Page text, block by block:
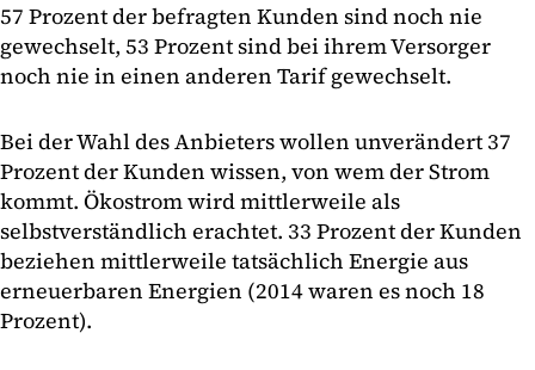
57 Prozent der befragten Kunden sind noch nie
gewechselt, 53 Prozent sind bei ihrem Versorger
noch nie in einen anderen Tarif gewechselt.
Bei der Wahl des Anbieters wollen unverändert 37
Prozent der Kunden wissen, von wem der Strom
kommt. Ökostrom wird mittlerweile als
selbstverständlich erachtet. 33 Prozent der Kunden
beziehen mittlerweile tatsächlich Energie aus
erneuerbaren Energien (2014 waren es noch 18
Prozent).